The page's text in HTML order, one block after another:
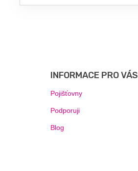
INFORMACE PRO VÁS
Pojišťovny
Podporuji
Blog